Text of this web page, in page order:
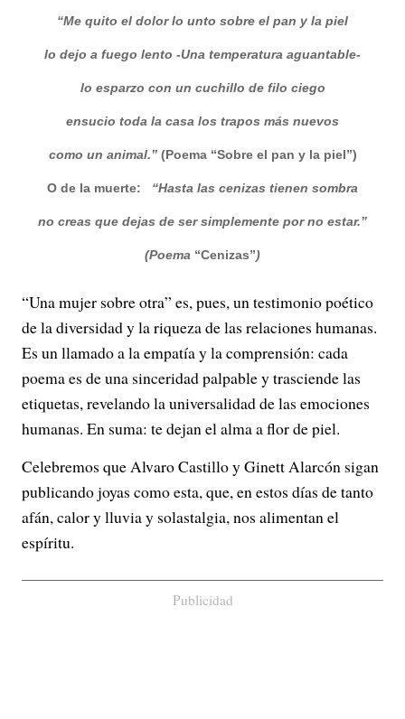
“Me quito el dolor lo unto sobre el pan y la piel
lo dejo a fuego lento -Una temperatura aguantable-
lo esparzo con un cuchillo de filo ciego
ensucio toda la casa los trapos más nuevos
como un animal.” (Poema “Sobre el pan y la piel”)
O de la muerte: “Hasta las cenizas tienen sombra
no creas que dejas de ser simplemente por no estar.”
(Poema “Cenizas”)
“Una mujer sobre otra” es, pues, un testimonio poético
de la diversidad y la riqueza de las relaciones humanas.
Es un llamado a la empatía y la comprensión: cada
poema es de una sinceridad palpable y trasciende las
etiquetas, revelando la universalidad de las emociones
humanas. En suma: te dejan el alma a flor de piel.
Celebremos que Alvaro Castillo y Ginett Alarcón sigan
publicando joyas como esta, que, en estos días de tanto
afán, calor y lluvia y solastalgia, nos alimentan el
espíritu.
Publicidad